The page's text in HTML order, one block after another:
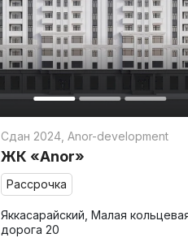
Сдан 2024 ,Anor-development
ЖК «Anor»
Рассрочка
Яккасарайский, Малая
дорога 20